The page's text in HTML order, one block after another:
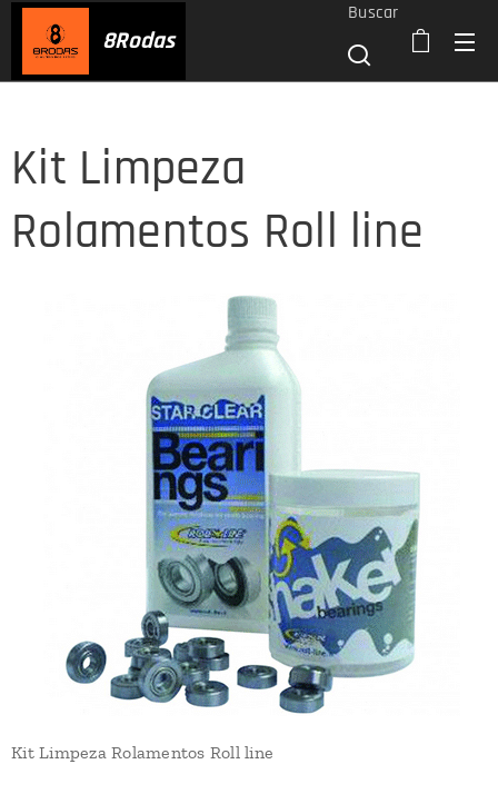
8Rodas
Buscar
Kit Limpeza
Rolamentos Roll line
Kit Limpeza Rolamentos Roll line